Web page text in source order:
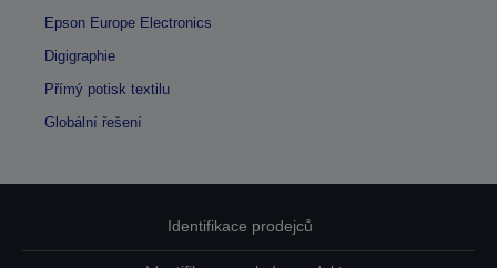
Epson Europe Electronics
Digigraphie
Přímý potisk textilu
Globální řešení
Identifikace prodejců